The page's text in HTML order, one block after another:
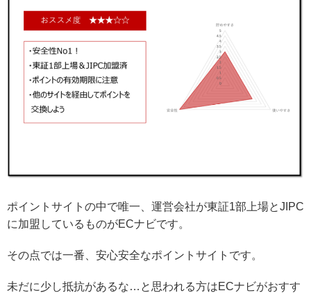
ポイントサイトの中で唯一、運営会社が東証1部上場とJIPC
に加盟しているものがECナビです。
その点では一番、安心安全なポイントサイトです。
未だに少し抵抗があるな…と思われる方はECナビがおすす